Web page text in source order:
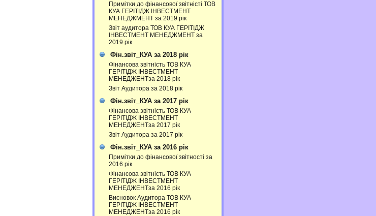
Примітки до фінансової звітністі ТОВ
КУА ГЕРІТІДЖ ІНВЕСТМЕНТ
МЕНЕДЖМЕНТ за 2019 рік
Звіт аудитора ТОВ КУА ГЕРІТІДЖ
ІНВЕСТМЕНТ МЕНЕДЖМЕНТ за
2019 рік
Фін.звіт_КУА за 2018 рік
Фінансова звітність ТОВ КУА
ГЕРІТІДЖ ІНВЕСТМЕНТ
МЕНЕДЖЕНТза 2018 рік
Звіт Аудитора за 2018 рік
Фін.звіт_КУА за 2017 рік
Фінансова звітність ТОВ КУА
ГЕРІТІДЖ ІНВЕСТМЕНТ
МЕНЕДЖЕНТза 2017 рік
Звіт Аудитора за 2017 рік
Фін.звіт_КУА за 2016 рік
Примітки до фінансової звітності за
2016 рік
Фінансова звітність ТОВ КУА
ГЕРІТІДЖ ІНВЕСТМЕНТ
МЕНЕДЖЕНТза 2016 рік
Висновок Аудитора ТОВ КУА
ГЕРІТІДЖ ІНВЕСТМЕНТ
МЕНЕДЖЕНТза 2016 рік